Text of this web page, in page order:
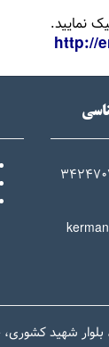
بلوار شهید